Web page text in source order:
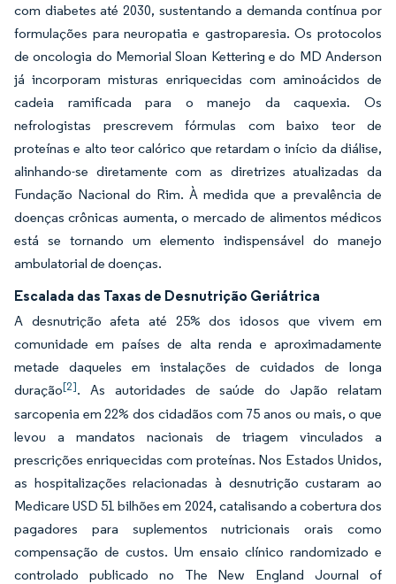
com diabetes até 2030, sustentando a demanda contínua por
formulações para neuropatia e gastroparesia. Os protocolos
de oncologia do Memorial Sloan Kettering e do MD Anderson
já incorporam misturas enriquecidas com aminoácidos de
cadeia ramificada para o manejo da caquexia. Os
nefrologistas prescrevem fórmulas com baixo teor de
proteínas e alto teor calórico que retardam o início da diálise,
alinhando-se diretamente com as diretrizes atualizadas da
Fundação Nacional do Rim. À medida que a prevalência de
doenças crônicas aumenta, o mercado de alimentos médicos
está se tornando um elemento indispensável do manejo
ambulatorial de doenças.
Escalada das Taxas de Desnutrição Geriátrica
A desnutrição afeta até 25% dos idosos que vivem em
comunidade em países de alta renda e aproximadamente
metade daqueles em instalações de cuidados de longa
duração[2]. As autoridades de saúde do Japão relatam
sarcopenia em 22% dos cidadãos com 75 anos ou mais, o que
levou a mandatos nacionais de triagem vinculados a
prescrições enriquecidas com proteínas. Nos Estados Unidos,
as hospitalizações relacionadas à desnutrição custaram ao
Medicare USD 51 bilhões em 2024, catalisando a cobertura dos
pagadores para suplementos nutricionais orais como
compensação de custos. Um ensaio clínico randomizado e
controlado publicado no The New England Journal of